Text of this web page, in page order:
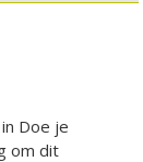
Doe je
om dit